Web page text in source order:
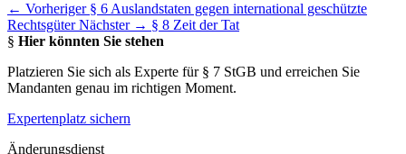
← Vorheriger § 6 Auslandstaten gegen international geschützte
Rechtsgüter Nächster → § 8 Zeit der Tat
§ Hier könnten Sie stehen
Platzieren Sie sich als Experte für § 7 StGB und erreichen Sie
Mandanten genau im richtigen Moment.
Expertenplatz sichern
Änderungsdienst